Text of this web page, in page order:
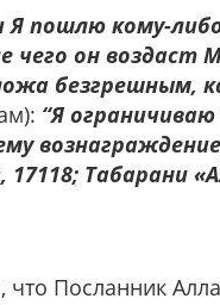
Я пошлю кому-
чего он воздаст
безгрешным,
“Я
Табарани